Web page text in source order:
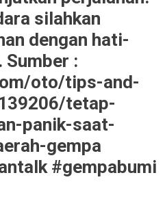
silahkan
dengan hati-
Sumber :
oto/tips-and-
tetap-
panik-saat-
gempa
#gempabumi